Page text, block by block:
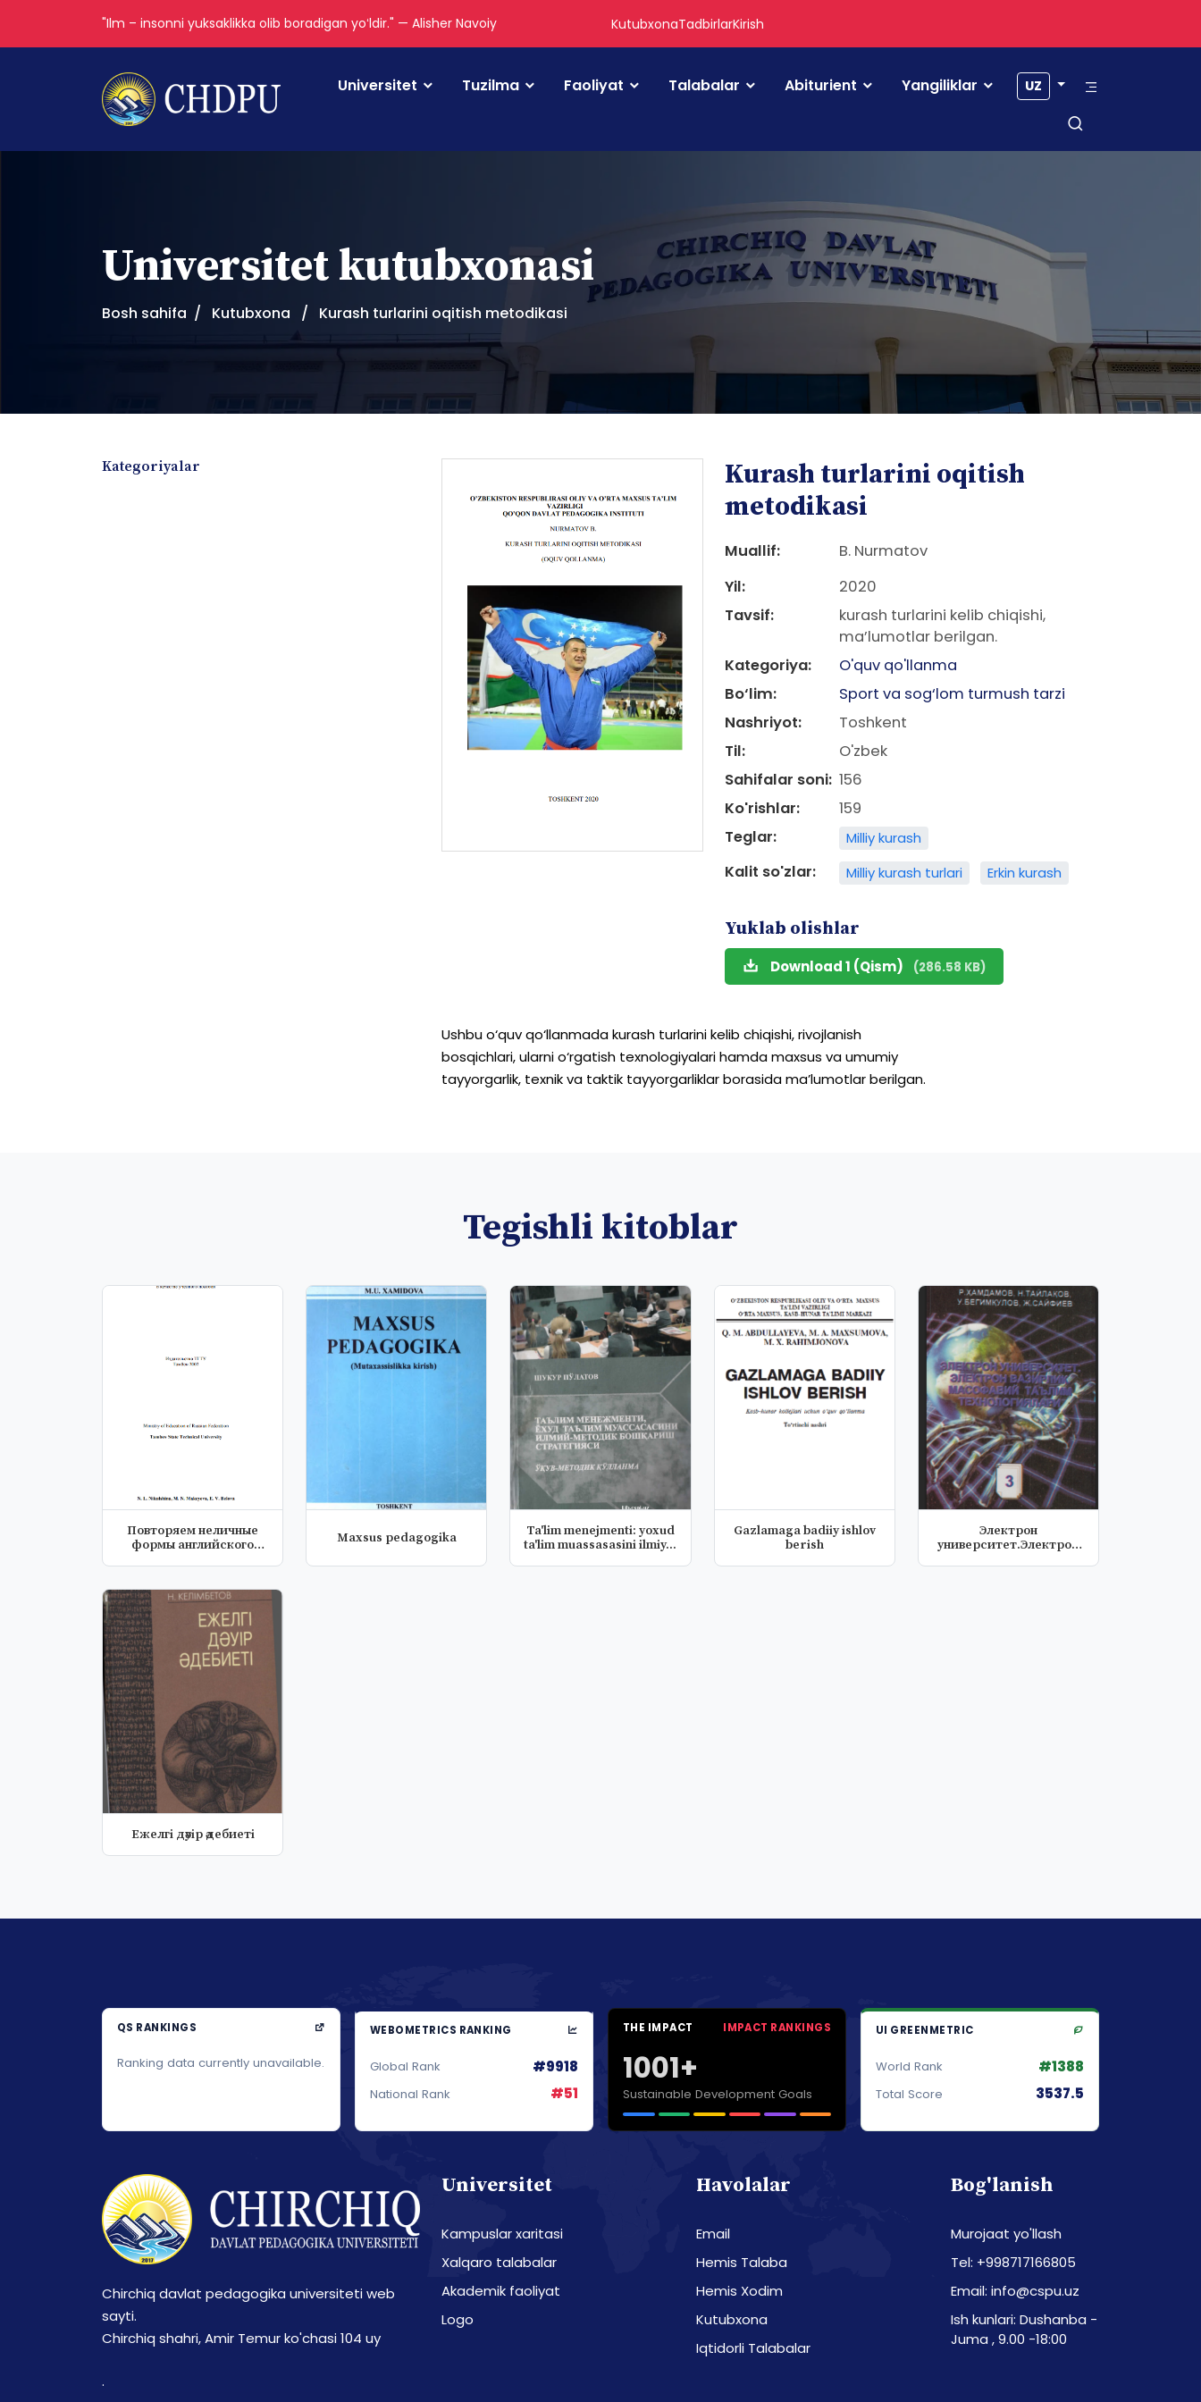
"Ilm – insonni yuksaklikka olib boradigan yoʻldir." — Alisher Navoiy KutubxonaTadbirlarKirish
Universitet Tuzilma Faoliyat Talabalar Abiturient Yangiliklar UZ
Universitet kutubxonasi
Bosh sahifa Kutubxona Kurash turlarini oqitish metodikasi
Kategoriyalar
Kurash turlarini oqitish
metodikasi
Muallif:
B. Nurmatov
Yil:
2020
Tavsif:
kurash turlarini kelib chiqishi,
ma’lumotlar berilgan.
Kategoriya:
O'quv qo'llanma
Bo‘lim:
Sport va sog‘lom turmush tarzi
Nashriyot:
Toshkent
Til:
O'zbek
Sahifalar soni: 156
Ko'rishlar:
159
Teglar:
Milliy kurash
Kalit so'zlar: Milliy kurash turlari Erkin kurash
Yuklab olishlar
Download 1 (Qism) (286.58 KB)
Ushbuo‘quvqo‘llanmadakurash turlarinikelib chiqishi,rivojlanish
bosqichlari,ularnio‘rgatish texnologiyalarihamdamaxsus vaumumiy
tayyorgarlik, texnikva taktik tayyorgarliklarborasidama’lumotlarberilgan.
Tegishli kitoblar
Повторяем неличные
формы английского
Maxsus pedagogika
Ta'lim menejmenti: yoxud
ta'lim muassasasini ilmiy...
Gazlamaga badiiy ishlov
berish
Электрон
университет.Электрон
Eжелгі дәуір әдебиеті
QS RANKINGS
Ranking data currently unavailable.
WEBOMETRICS RANKING
Global Rank #9918
National Rank #51
THE IMPACT IMPACT RANKINGS
1001+
Sustainable Development Goals
UI GREENMETRIC
World Rank #1388
Total Score 3537.5
Chirchiq davlat pedagogika universiteti web
sayti.
Chirchiq shahri, Amir Temur ko'chasi 104 uy
.
Universitet
Kampuslar xaritasi
Xalqaro talabalar
Akademik faoliyat
Logo
Havolalar
Email
Hemis Talaba
Hemis Xodim
Kutubxona
Iqtidorli Talabalar
Bog'lanish
Murojaat yo'llash
Tel: +998717166805
Email: info@cspu.uz
Ish kunlari: Dushanba -
Juma , 9.00 -18:00